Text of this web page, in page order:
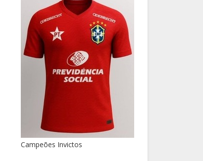
Campeões Invictos